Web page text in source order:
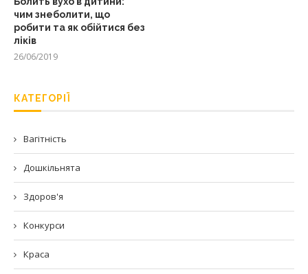
чим знеболити, що
робити та як обійтися без
ліків
26/06/2019
КАТЕГОРІЇ
Вагітність
Дошкільнята
Здоров'я
Конкурси
Краса